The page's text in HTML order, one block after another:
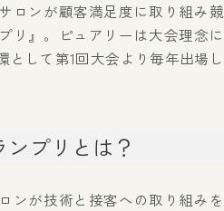
ロンが顧客満足度に取り組み競
リ』。
ピュアリーは大会理念に
として第1回大会より毎年出場し
プリとは？
ンが技術と接客への取り組みを